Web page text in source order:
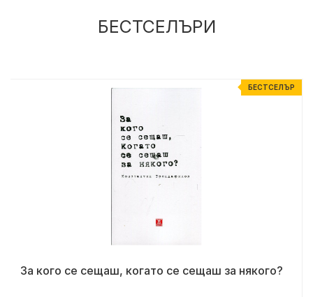
БЕСТСЕЛЪРИ
БЕСТСЕЛЪР
За кого се сещаш, когато се сещаш за някого?